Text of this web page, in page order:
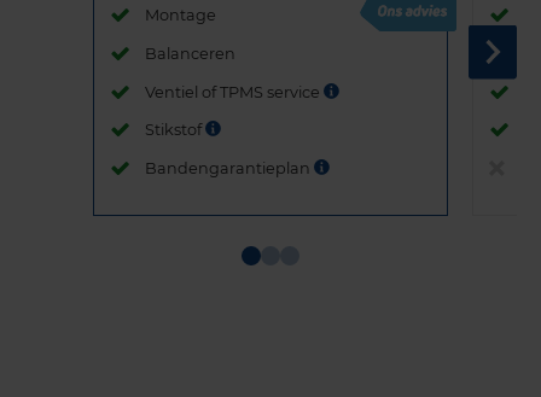
Montage
Balanceren
Ventiel of TPMS service
Stikstof
Bandengarantieplan